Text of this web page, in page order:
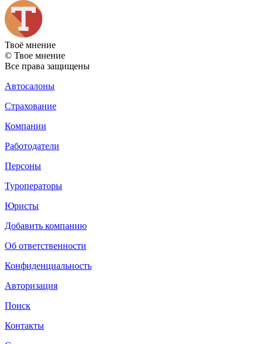
Твоё мнение
© Твое мнение
Все права защищены
Автосалоны
Страхование
Компании
Работодатели
Персоны
Туроператоры
Юристы
Добавить компанию
Об ответственности
Конфиденциальность
Авторизация
Поиск
Контакты